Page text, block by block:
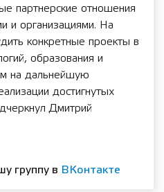
партнерские отношения
и организациями. На
конкретные проекты в
образования и
на дальнейшую
достигнутых
Дмитрий
группу в ВКонтакте